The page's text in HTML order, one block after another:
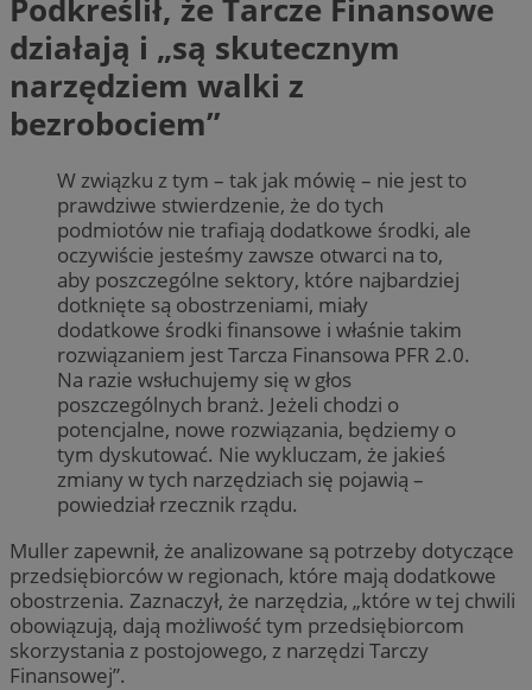
Podkreślił, że Tarcze Finansowe
działają i „są skutecznym
narzędziem walki z
bezrobociem”
W związku z tym – tak jak mówię – nie jest to
prawdziwe stwierdzenie, że do tych
podmiotów nie trafiają dodatkowe środki, ale
oczywiście jesteśmy zawsze otwarci na to,
aby poszczególne sektory, które najbardziej
dotknięte są obostrzeniami, miały
dodatkowe środki finansowe i właśnie takim
rozwiązaniem jest Tarcza Finansowa PFR 2.0.
Na razie wsłuchujemy się w głos
poszczególnych branż. Jeżeli chodzi o
potencjalne, nowe rozwiązania, będziemy o
tym dyskutować. Nie wykluczam, że jakieś
zmiany w tych narzędziach się pojawią –
powiedział rzecznik rządu.
Muller zapewnił, że analizowane są potrzeby dotyczące
przedsiębiorców w regionach, które mają dodatkowe
obostrzenia. Zaznaczył, że narzędzia, „które w tej chwili
obowiązują, dają możliwość tym przedsiębiorcom
skorzystania z postojowego, z narzędzi Tarczy
Finansowej”.